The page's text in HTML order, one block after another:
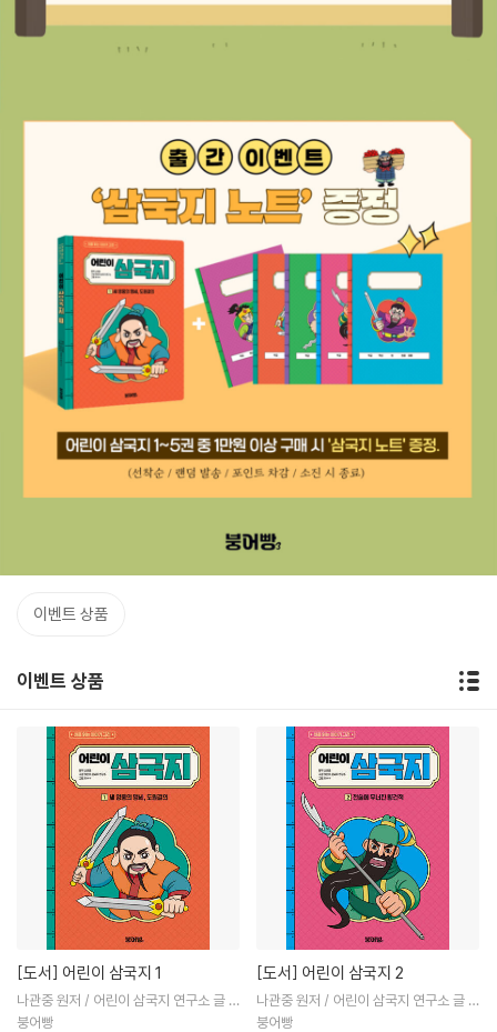
이벤트 상품
이벤트 상품
[도서] 어린이 삼국지 1
나관중 원저 / 어린이 삼국지 연구소 글 /
ㅎㅂㅆ 그림
붕어빵
[도서] 어린이 삼국지 2
나관중 원저 / 어린이 삼국지 연구소 글 /
ㅎㅂㅆ 그림
붕어빵